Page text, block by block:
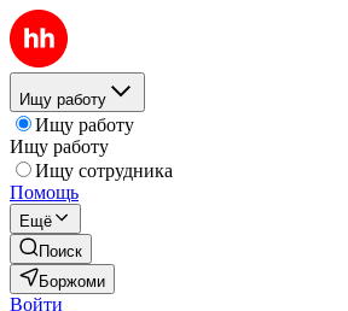
Ищу работу
Ищу работу
Ищу работу
Ищу сотрудника
Помощь
Ещё
Поиск
Боржоми
Войти